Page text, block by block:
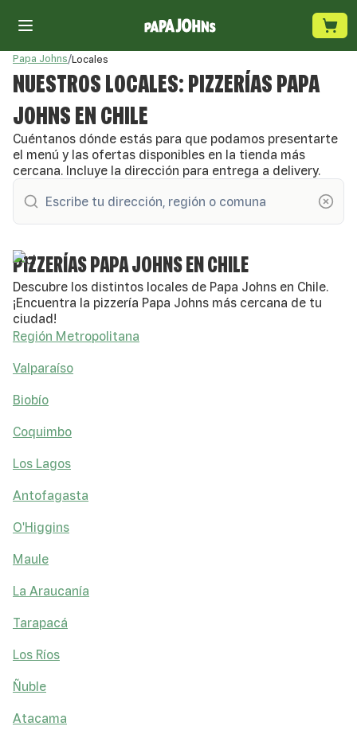
Papa Johns/Locales
NUESTROS LOCALES: PIZZERÍAS PAPA
JOHNS EN CHILE
Cuéntanos dónde estás para que podamos presentarte
el menú y las ofertas disponibles en la tienda más
cercana. Incluye la dirección para entrega a delivery.
PIZZERÍAS PAPA JOHNS EN CHILE
Descubre los distintos locales de Papa Johns en Chile.
¡Encuentra la pizzería Papa Johns más cercana de tu
ciudad!
Región Metropolitana
Valparaíso
Biobío
Coquimbo
Los Lagos
Antofagasta
O'Higgins
Maule
La Araucanía
Tarapacá
Los Ríos
Ñuble
Atacama